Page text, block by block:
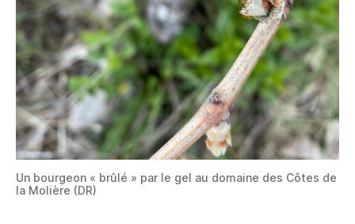
Un bourgeon « brûlé » par le gel au domaine des Côtes de
la Molière (DR)